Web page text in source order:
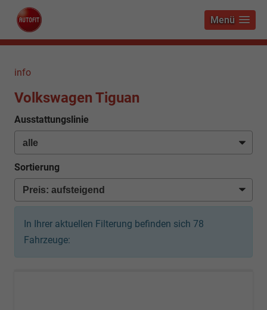
Menü
info
Volkswagen Tiguan
Ausstattungslinie
Sortierung
In Ihrer aktuellen Filterung befinden sich 78
Fahrzeuge: